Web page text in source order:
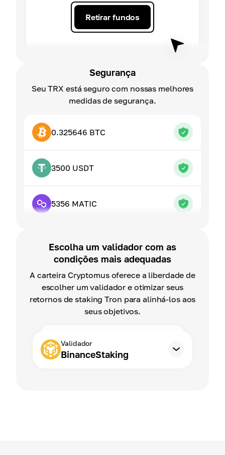
Retirar fundos
0.325646 BTC
3500 USDT
5356 MATIC
Segurança
Seu TRX está seguro com nossas melhores
medidas de segurança.
Validador
BinanceStaking
Escolha um validador com as
condições mais adequadas
A carteira Cryptomus oferece a liberdade de
escolher um validador e otimizar seus
retornos de staking Tron para alinhá-los aos
seus objetivos.